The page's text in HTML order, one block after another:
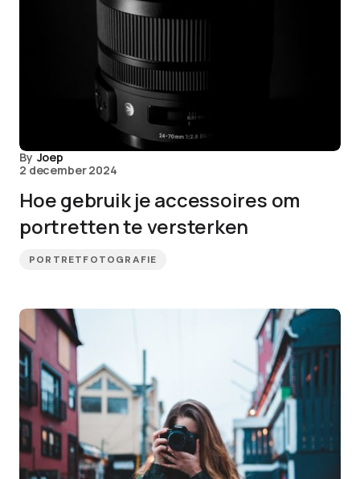
By Joep
2 december 2024
Hoe gebruik je accessoires om
portretten te versterken
PORTRETFOTOGRAFIE